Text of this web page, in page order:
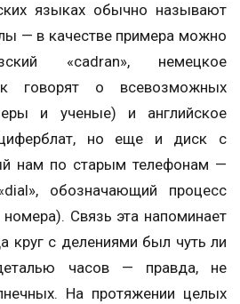
языках обычно называют
— в качестве примера можно
«cadran», немецкое
говорят о всевозможных
и ученые) и английское
но еще и диск с
нам по старым телефонам —
обозначающий процесс
Связь эта напоминает
круг с делениями был чуть ли
часов — правда, не
На протяжении целых